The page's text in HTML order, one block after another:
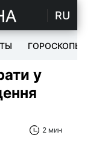
RU
ГОРОСКОПЫ
у
2 мин